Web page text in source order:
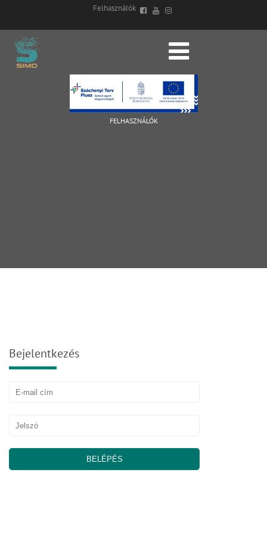
Felhasználók
FELHASZNÁLÓK
Bejelentkezés
BELÉPÉS